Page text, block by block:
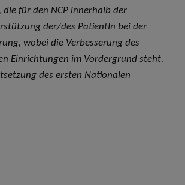
für den NCP innerhalb der
der/des PatientIn bei der
wobei die Verbesserung des
Einrichtungen im Vordergrund steht.
des ersten Nationalen